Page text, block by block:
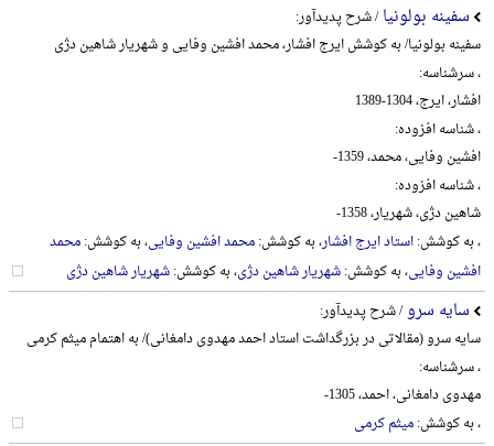
سفینه بولونیا/ شرح پدیدآور:
سفینه بولونیا/ به کوشش ایرج افشار، محمد افشین وفایی و شهریار شاهین دژی
، سرشناسه:
افشار، ایرج، 1304-1389
، شناسه افزوده:
افشین وفایی، محمد، 1359-
، شناسه افزوده:
شاهین دژی، شهریار، 1358-
، به کوشش:استاد ایرج افشار، به کوشش:محمد افشین وفایی، به کوشش:محمد
افشین وفایی، به کوشش:شهریار شاهین دژی، به کوشش:شهریار شاهین دژی
سایه سرو/ شرح پدیدآور:
سایه سرو (مقالاتی در بزرگداشت استاد احمد مهدوی دامغانی)/ به اهتمام میثم کرمی
، سرشناسه:
مهدوی دامغانی، احمد، 1305-
، به کوشش:میثم کرمی